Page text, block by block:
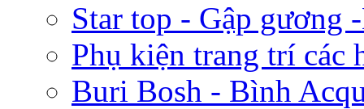
Star top - Gập gương
Phụ kiện trang trí các
Buri Bosh - Bình